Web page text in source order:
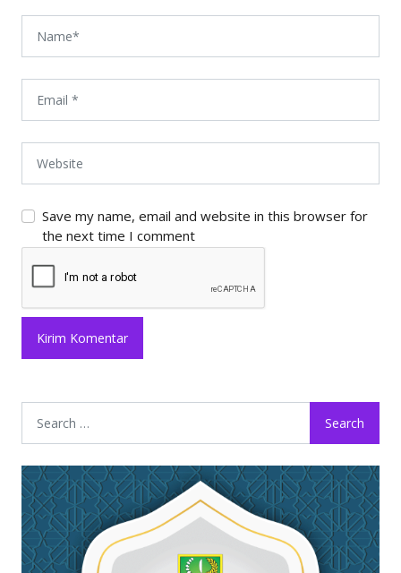
Save my name, email and website in this browser for
the next time I comment